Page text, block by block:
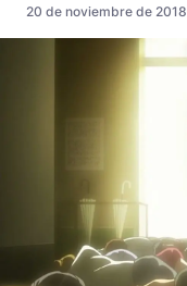
20 de noviembre de 2018